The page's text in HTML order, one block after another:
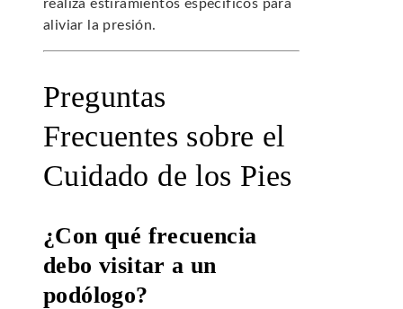
realiza estiramientos específicos para
aliviar la presión.
Preguntas
Frecuentes sobre el
Cuidado de los Pies
¿Con qué frecuencia
debo visitar a un
podólogo?